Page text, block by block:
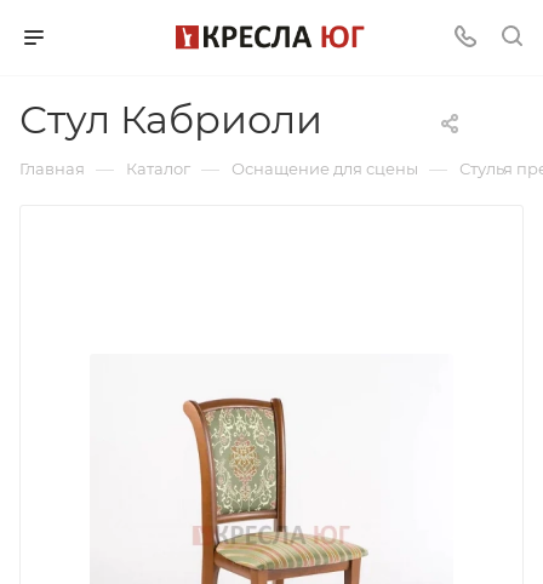
Стул Кабриоли
Главная — Каталог — Оснащение для сцены — Стулья